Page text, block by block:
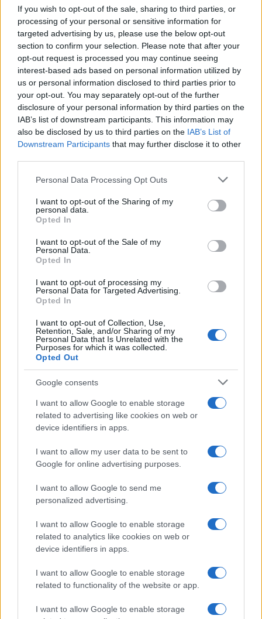
If you wish to opt-out of the sale, sharing to third parties, or
processing of your personal or sensitive information for
targeted advertising by us, please use the below opt-out
section to confirm your selection. Please note that after your
opt-out request is processed you may continue seeing
interest-based ads based on personal information utilized by
us or personal information disclosed to third parties prior to
your opt-out. You may separately opt-out of the further
disclosure of your personal information by third parties on the
IAB’s list of downstream participants. This information may
also be disclosed by us to third parties on the IAB’s List of
Downstream Participants that may further disclose it to other
Please note that this website/app uses one or more Google
not limited to your visit or usage behaviour. You may click to
grant or deny consent to Google and its third-party tags to
use your data for below specified purposes in below Google
consent section.
Personal Data Processing Opt Outs
I want to opt-out of the Sharing of my
personal data.
Opted In
I want to opt-out of the Sale of my
Personal Data.
Opted In
I want to opt-out of processing my
Personal Data for Targeted Advertising.
Opted In
I want to opt-out of Collection, Use,
Retention, Sale, and/or Sharing of my
Personal Data that Is Unrelated with the
Purposes for which it was collected.
Opted Out
Google consents
I want to allow Google to enable storage
related to advertising like cookies on web or
device identifiers in apps.
I want to allow my user data to be sent to
Google for online advertising purposes.
I want to allow Google to send me
personalized advertising.
I want to allow Google to enable storage
related to analytics like cookies on web or
device identifiers in apps.
I want to allow Google to enable storage
related to functionality of the website or app.
I want to allow Google to enable storage
Continua a leggere
TENNIS
Tennis: il dettagliato programma del 6 agosto per il
Francesca Lombardi · 6 Ago 2026
Masters 1000 canadese: Shelton supera Brooksby e
avanza al terzo turno
Andrea Conforti · 6 Ago 2026